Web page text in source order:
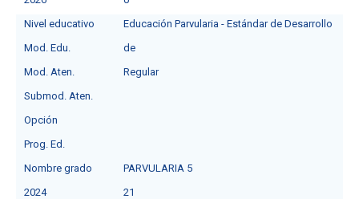
Nivel educativo
Educación Parvularia - Estándar de Desarrollo
Mod. Edu.
de
Mod. Aten.
Regular
Submod. Aten.
Opción
Prog. Ed.
Nombre grado
PARVULARIA 5
2024
21